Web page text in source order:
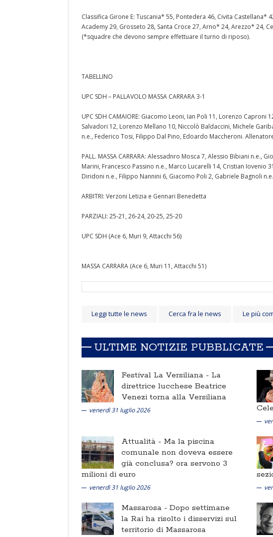
Classifica Girone E: Tuscania* 55, Pontedera 46, Civita Castellana*
Academy 29, Grosseto 28, Santa Croce 27, Arno* 24, Arezzo* 24,
(*squadre che devono sempre effettuare il turno di riposo).
TABELLINO
UPC SDH – PALLAVOLO MASSA CARRARA 3-1
UPC SDH CAMAIORE: Giacomo Leoni, Ian Poli 11, Lorenzo Caproni
Salvadori 12, Lorenzo Mellano 10, Niccolò Baldaccini, Michele
n.e., Federico Tosi, Filippo Dal Pino, Edoardo Maccheroni.
PALL. MASSA CARRARA: Alessadnro Mosca 7, Alessio Bibiani n.e.,
Marini, Francesco Passino n.e., Marco Lucarelli 14, Cristian Iovenio
Diridoni n.e., Filippo Nannini 6, Giacomo Poli 2, Gabriele Bagnoli
ARBITRI: Verzoni Letizia e Gennari Benedetta
PARZIALI: 25-21, 26-24, 20-25, 25-20
UPC SDH (Ace 6, Muri 9, Attacchi 56)
MASSA CARRARA (Ace 6, Muri 11, Attacchi 51)
Leggi tutte le news Cerca fra le news Le più
ULTIME NOTIZIE PUBBLICATE
Festival La Versiliana - La
direttrice lucchese Beatrice
Venezi torna alla Versiliana
venerdì 31 luglio 2026
Attualità - Ma la piscina
comunale non doveva essere
già conclusa? ora servono 3
milioni di euro
venerdì 31 luglio 2026
Massarosa - Dopo settimane
la Rai ha risolto i disservizi sul
territorio di Massarosa